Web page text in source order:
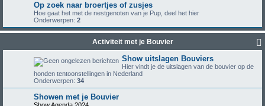
Op zoek naar broertjes of zusjes
Hoe gaat het met de nestgenoten van je Pup, deel het hier
Onderwerpen: 2
Activiteit met je Bouvier
Show uitslagen Bouviers
Hier vindt je de uitslagen van de bouvier op de
honden tentoonstellingen in Nederland
Onderwerpen: 34
Showen met je Bouvier